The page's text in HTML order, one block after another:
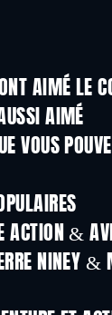
AIMÉ LE
AIMÉ
VOUS
ACTION &
NINEY &